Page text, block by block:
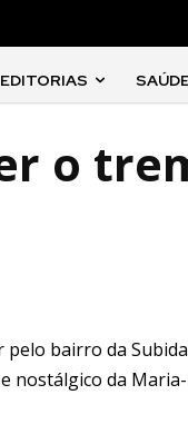
EDITORIAS
o
pelo bairro da
nostálgico da Maria-